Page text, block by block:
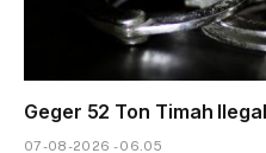
Geger 52 Ton Timah
07-08-2026 - 06.05